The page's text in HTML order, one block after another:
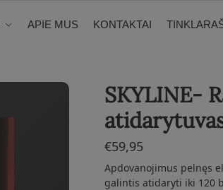
APIE MUS KONTAKTAI
SKYLINE-
€59,95
Apdovanojimus pelnęs
galintis atidaryti iki 120